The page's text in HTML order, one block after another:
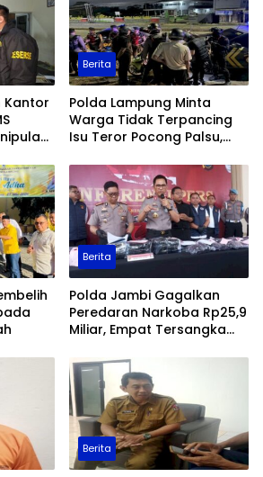
Kantor
Berita
Polda Lampung Minta
Warga Tidak Terpancing
Isu Teror Pocong Palsu,
Ditingkatkan
Berita
Polda Jambi Gagalkan
Peredaran Narkoba Rp25,9
Miliar, Empat Tersangka
Berita